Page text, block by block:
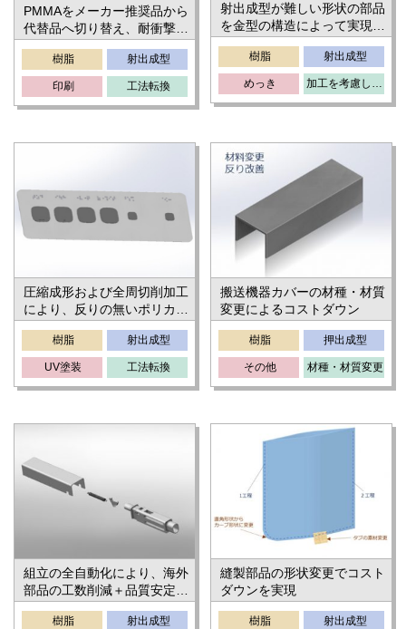
PMMAをメーカー推奨品から
代替品へ切り替え、耐衝撃・
樹脂 射出成型
印刷 工法転換
射出成型が難しい形状の部品
を金型の構造によって実現し
た事例
樹脂 射出成型
めっき 加工を考慮した設計変更
圧縮成形および全周切削加工
により、反りの無いポリカー
を実現樹脂 射出成型
UV塗装 工法転換
搬送機器カバーの材種・材質
変更によるコストダウン
樹脂 押出成型
その他 材種・材質変更
組立の全自動化により、海外
部品の工数削減＋品質安定を
樹脂 射出成型
縫製部品の形状変更でコスト
ダウンを実現
樹脂 射出成型